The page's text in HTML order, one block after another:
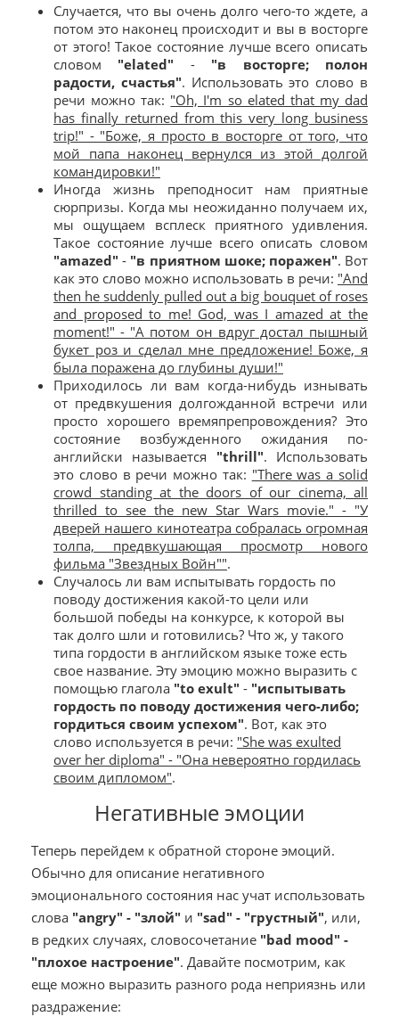
Случается, что вы очень долго чего-то ждете, а
потом это наконец происходит и вы в восторге
от этого! Такое состояние лучше всего описать
словом "elated" - "в восторге; полон
радости, счастья". Использовать это слово в
речи можно так: "Oh, I'm so elated that my dad
has finally returned from this very long business
trip!" - "Боже, я просто в восторге от того, что
мой папа наконец вернулся из этой долгой
командировки!"
Иногда жизнь преподносит нам приятные
сюрпризы. Когда мы неожиданно получаем их,
мы ощущаем всплеск приятного удивления.
Такое состояние лучше всего описать словом
"amazed" - "в приятном шоке; поражен". Вот
как это слово можно использовать в речи: "And
then he suddenly pulled out a big bouquet of roses
and proposed to me! God, was I amazed at the
moment!" - "А потом он вдруг достал пышный
букет роз и сделал мне предложение! Боже, я
была поражена до глубины души!"
Приходилось ли вам когда-нибудь изнывать
от предвкушения долгожданной встречи или
просто хорошего времяпрепровождения? Это
состояние возбужденного ожидания по-
английски называется "thrill". Использовать
это слово в речи можно так: "There was a solid
crowd standing at the doors of our cinema, all
thrilled to see the new Star Wars movie." - "У
дверей нашего кинотеатра собралась огромная
толпа, предвкушающая просмотр нового
фильма "Звездных Войн"".
Случалось ли вам испытывать гордость по
поводу достижения какой-то цели или
большой победы на конкурсе, к которой вы
так долго шли и готовились? Что ж, у такого
типа гордости в английском языке тоже есть
свое название. Эту эмоцию можно выразить с
помощью глагола "to exult" - "испытывать
гордость по поводу достижения чего-либо;
гордиться своим успехом". Вот, как это
слово используется в речи: "She was exulted
over her diploma" - "Она невероятно гордилась
своим дипломом".
Негативные эмоции
Теперь перейдем к обратной стороне эмоций.
Обычно для описание негативного
эмоционального состояния нас учат использовать
слова "angry" - "злой" и "sad" - "грустный", или,
в редких случаях, словосочетание "bad mood" -
"плохое настроение". Давайте посмотрим, как
еще можно выразить разного рода неприязнь или
раздражение: